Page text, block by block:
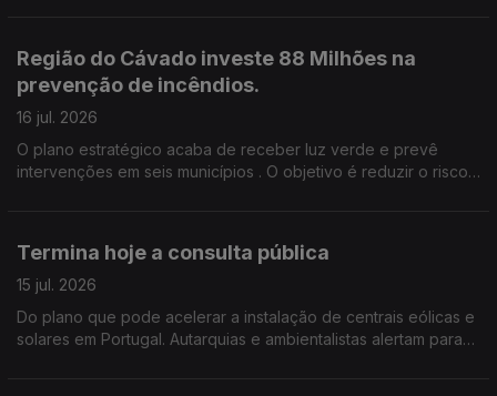
Região do Cávado investe 88 Milhões na
prevenção de incêndios.
16 jul. 2026
O plano estratégico acaba de receber luz verde e prevê
intervenções em seis municípios . O objetivo é reduzir o risco
Termina hoje a consulta pública
15 jul. 2026
Do plano que pode acelerar a instalação de centrais eólicas e
solares em Portugal. Autarquias e ambientalistas alertam para